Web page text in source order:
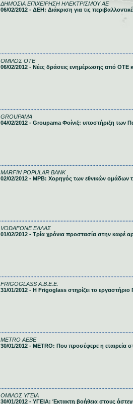
ΔΗΜΟΣΙΑ ΕΠΙΧΕΙΡΗΣΗ ΗΛΕΚΤΡΙΣΜΟΥ ΑΕ
06/02/2012 - ΔΕΗ: Διάκριση για τις
ΟΜΙΛΟΣ ΟΤΕ
06/02/2012 - Νέες δράσεις ενημέρωσης από ΟΤΕ
GROUPAMA
04/02/2012 - Groupama Φοίνιξ: υποστήριξη των
MARFIN POPULAR BANK
02/02/2012 - MΡΒ: Χορηγός των εθνικών ομάδων
VODAFONE ΕΛΛΑΣ
01/02/2012 - Τρία χρόνια προστασία στην καφέ
FRIGOGLASS Α.B.E.Ε.
31/01/2012 - Η Frigoglass στηρίζει το εργαστήριο
METRO ΑΕΒΕ
30/01/2012 - METRO: Που προσέφερε η εταιρεία
ΟΜΙΛΟΣ ΥΓΕΙΑ
30/01/2012 - ΥΓΕΙΑ: Έκτακτη βοήθεια στους